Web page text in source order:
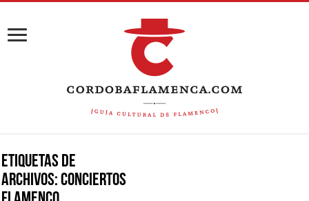
Etiquetas de
Archivos:conciertos